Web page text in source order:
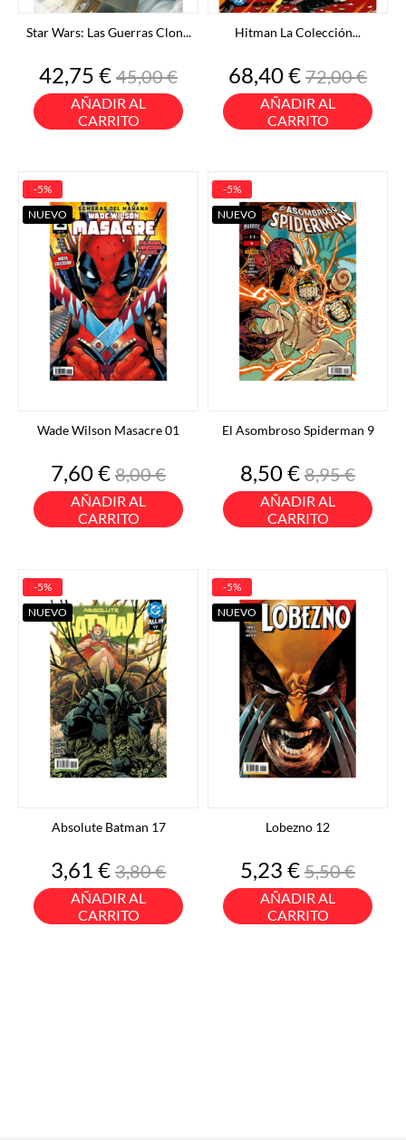
Star Wars: Las Guerras Clon...
Precio
42,75 €Precio
base
45,00 €
AÑADIR AL
CARRITO
Hitman La Colección...
Precio
68,40 €Precio
base
72,00 €
AÑADIR AL
CARRITO
Wade Wilson Masacre 01
Precio
7,60 €Precio
base
8,00 €
AÑADIR AL
CARRITO
-5%
NUEVO
El Asombroso Spiderman 9
Precio
8,50 €Precio
base
8,95 €
AÑADIR AL
CARRITO
-5%
NUEVO
Absolute Batman 17
Precio
3,61 €Precio
base
3,80 €
AÑADIR AL
CARRITO
-5%
NUEVO
Lobezno 12
Precio
5,23 €Precio
base
5,50 €
AÑADIR AL
CARRITO
-5%
NUEVO